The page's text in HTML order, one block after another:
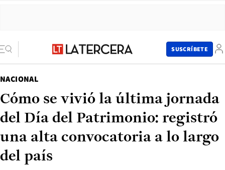
SUSCRÍBETE
NACIONAL
Cómo se vivió la última jornada
del Día del Patrimonio: registró
una alta convocatoria a lo largo
del país